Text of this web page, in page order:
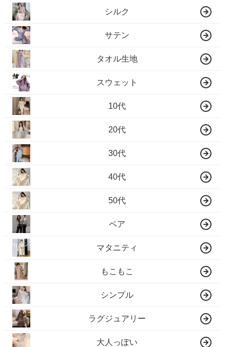
シルク
サテン
タオル生地
スウェット
10代
20代
30代
40代
50代
ペア
マタニティ
もこもこ
シンプル
ラグジュアリー
大人っぽい